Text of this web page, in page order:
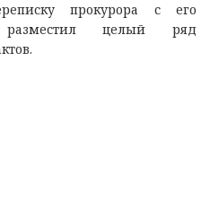
прокурора с его
целый ряд